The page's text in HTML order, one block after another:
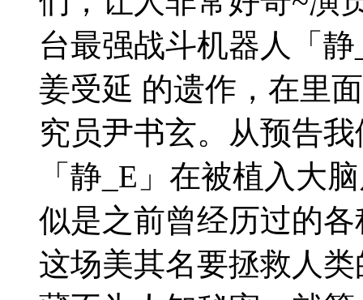
台最强战斗机器人「
姜受延 的遗作，在里
究员尹书玄。从预告
「静_E」在被植入大
似是之前曾经历过的
这场美其名要拯救人